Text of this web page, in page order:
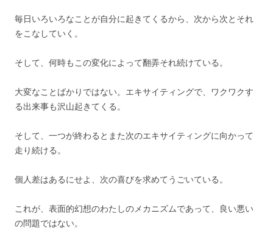
毎日いろいろなことが自分に起きてくるから、次から次とそれ
をこなしていく。
そして、何時もこの変化によって翻弄それ続けている。
大変なことばかりではない。エキサイティングで、ワクワクす
る出来事も沢山起きてくる。
そして、一つが終わるとまた次のエキサイティングに向かって
走り続ける。
個人差はあるにせよ、次の喜びを求めてうごいている。
これが、表面的幻想のわたしのメカニズムであって、良い悪い
の問題ではない。